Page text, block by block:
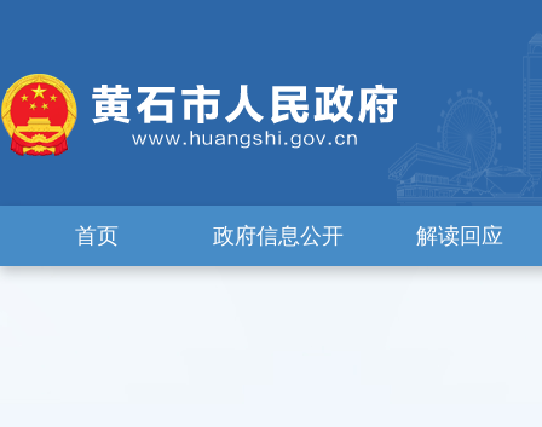
首页 政府信息公开 解读回应